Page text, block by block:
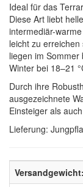
Ideal für das
Diese Art liebt
intermediär-
leicht zu
liegen im Sommer
Winter bei 18–21
Durch ihre
ausgezeichnete
Einsteiger als
Lieferung:
Versandgewicht: